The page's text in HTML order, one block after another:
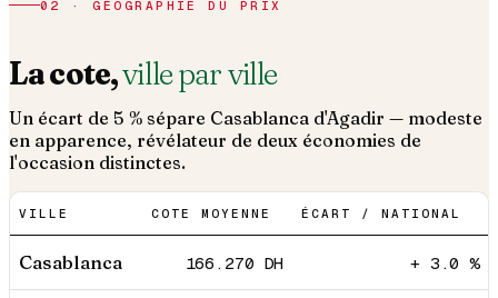
02 · GÉOGRAPHIE DU PRIX
La cote,ville par ville
Un écart de 5 % sépare Casablanca d'Agadir — modeste
en apparence, révélateur de deux économies de
l'occasion distinctes.
VILLE COTE MOYENNE ÉCART / NATIONAL
Casablanca 166.270 DH + 3.0 %